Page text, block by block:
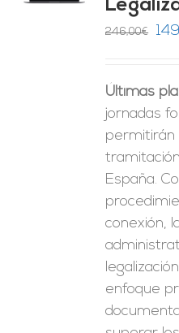
246,00€
El
Últimas
jornadas
permitirán
España.
conexión,
enfoque